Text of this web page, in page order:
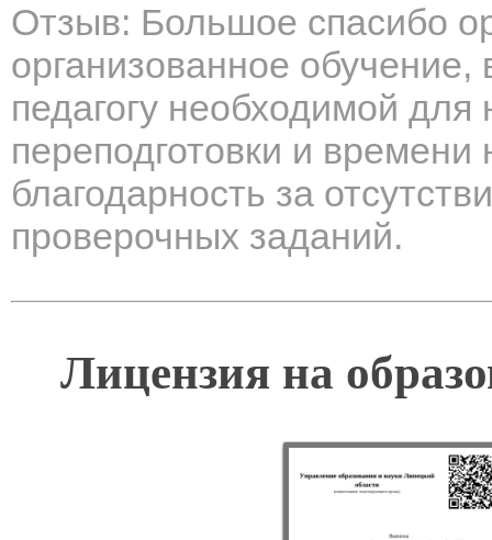
Отзыв: Большое спасибо
организованное
педагогу необходимой для
переподготовки и
благодарность за
проверочных заданий.
Лицензия на